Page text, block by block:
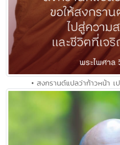
• สงกรานต์แปลว่าก้าวหน้า เ